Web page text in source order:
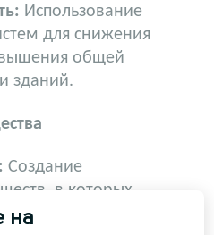
Использование
для снижения
общей
зданий.
Создание
в которых
объединяются для
на